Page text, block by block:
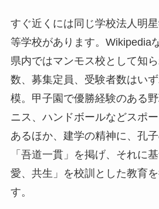
すぐ近くには同じ学校法人明
等学校があります。Wikipedia
県内ではマンモス校として知
数、募集定員、受験者数はい
模。甲子園で優勝経験のある
ニス、ハンドボールなどスポ
あるほか、建学の精神に、孔
「吾道一貫」を掲げ、それに
愛、共生」を校訓とした教育
す。